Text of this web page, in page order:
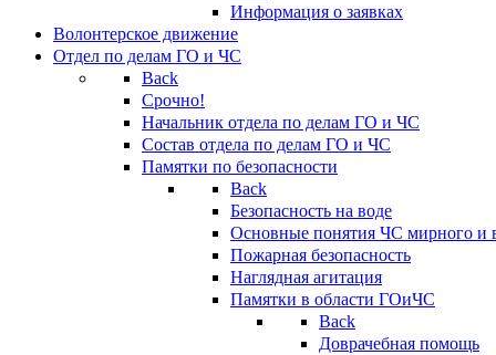
Информация о заявках
Волонтерское движение
Отдел по делам ГО и ЧС
Back
Срочно!
Начальник отдела по делам ГО и ЧС
Состав отдела по делам ГО и ЧС
Памятки по безопасности
Back
Безопасность на воде
Основные понятия ЧС мирного и
Пожарная безопасность
Наглядная агитация
Памятки в области ГОиЧС
Back
Доврачебная помощь